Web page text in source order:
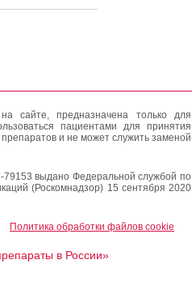
сайте, предназначена только для
пациентами для принятия
и не может служить заменой
выдано Федеральной службой по
(Роскомнадзор) 15 сентября 2020
Политика обработки файлов cookie
в России»